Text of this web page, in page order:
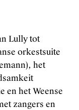
Lully tot
orkestsuite
het
en het Weense
zangers en